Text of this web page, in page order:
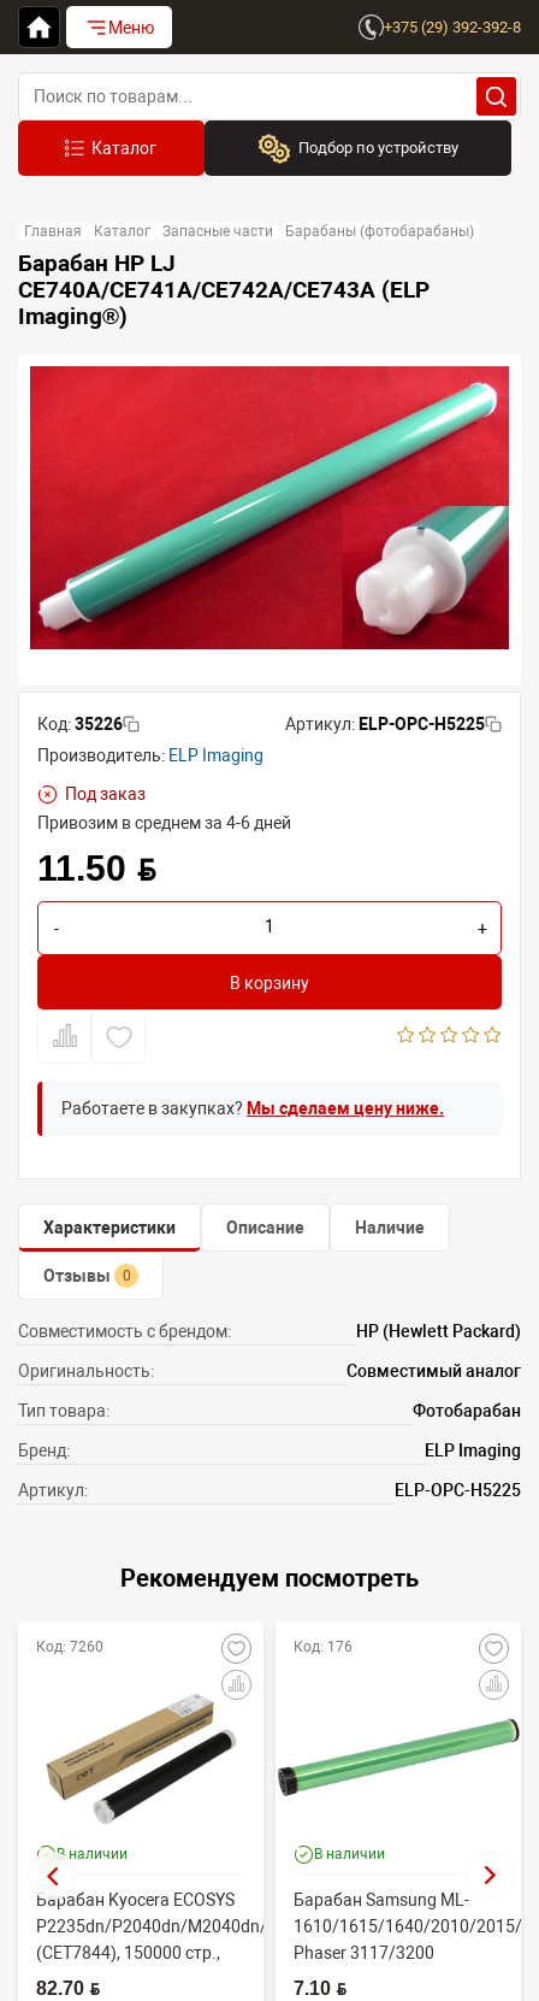
Меню +375 (29) 392-392-8
Подбор по устройству
Выберите бренд
Устройство:
Главная Каталог Запасные части Барабаны (фотобарабаны)
Барабан HP LJ
CE740A/CE741A/CE742A/CE743A (ELP
Imaging®)
Код:35226 Артикул: ELP-OPC-H5225
Производитель: ELP Imaging
Под заказ
Привозим в среднем за 4-6 дней
11.50 BYN
- +
В корзину
Работаете в закупках? Мы сделаем цену ниже.
Характеристики Описание Наличие
Отзывы 0
Совместимость с брендом: HP (Hewlett Packard)
Оригинальность: Совместимый аналог
Тип товара: Фотобарабан
Бренд: ELP Imaging
Артикул: ELP-OPC-H5225
Рекомендуем посмотреть
Код: 7260
В наличии
Барабан Kyocera ECOSYS
P2235dn/P2040dn/M2040dn/M2540dw
(CET7844), 150000 стр.,
Япония
82.70 BYN
Код: 176
В наличии
Барабан Samsung ML-
1610/1615/1640/2010/2015/
Phaser 3117/3200
(CONTENT)
7.10 BYN